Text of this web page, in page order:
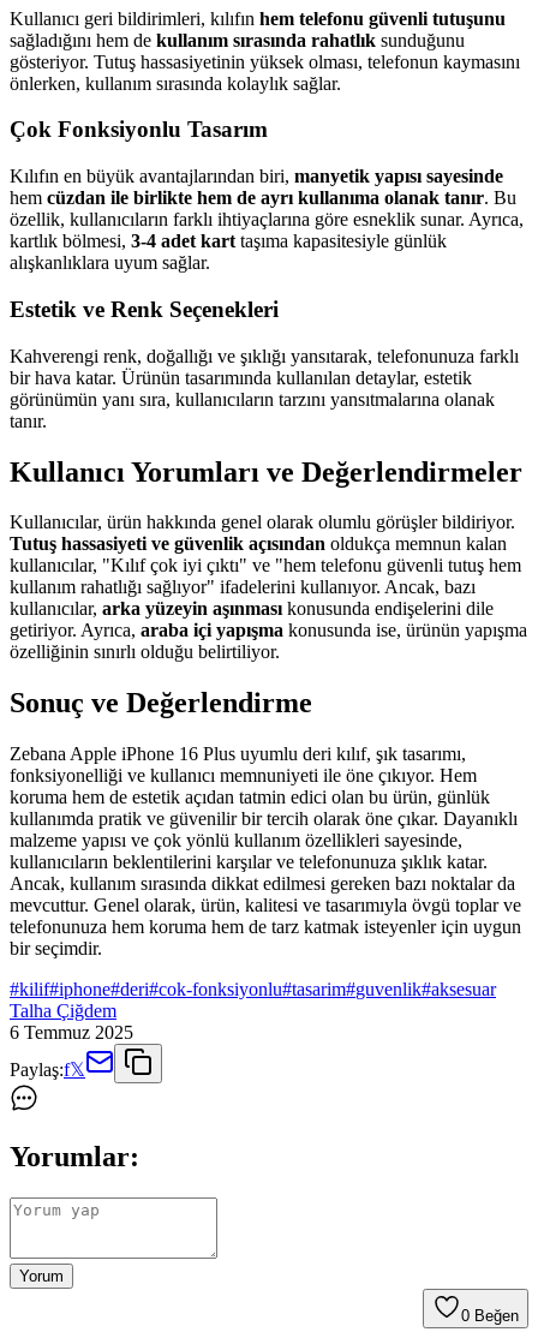
Kullanıcı geri bildirimleri, kılıfın hem telefonu güvenli tutuşunu
sağladığını hem de kullanım sırasında rahatlık sunduğunu
gösteriyor. Tutuş hassasiyetinin yüksek olması, telefonun kaymasını
önlerken, kullanım sırasında kolaylık sağlar.
Çok Fonksiyonlu Tasarım
Kılıfın en büyük avantajlarından biri, manyetik yapısı sayesinde
hem cüzdan ile birlikte hem de ayrı kullanıma olanak tanır. Bu
özellik, kullanıcıların farklı ihtiyaçlarına göre esneklik sunar. Ayrıca,
kartlık bölmesi, 3-4 adet kart taşıma kapasitesiyle günlük
alışkanlıklara uyum sağlar.
Estetik ve Renk Seçenekleri
Kahverengi renk, doğallığı ve şıklığı yansıtarak, telefonunuza farklı
bir hava katar. Ürünün tasarımında kullanılan detaylar, estetik
görünümün yanı sıra, kullanıcıların tarzını yansıtmalarına olanak
tanır.
Kullanıcı Yorumları ve Değerlendirmeler
Kullanıcılar, ürün hakkında genel olarak olumlu görüşler bildiriyor.
Tutuş hassasiyeti ve güvenlik açısından oldukça memnun kalan
kullanıcılar, "Kılıf çok iyi çıktı" ve "hem telefonu güvenli tutuş hem
kullanım rahatlığı sağlıyor" ifadelerini kullanıyor. Ancak, bazı
kullanıcılar, arka yüzeyin aşınmasıkonusunda endişelerini dile
getiriyor. Ayrıca, araba içi yapışma konusunda ise, ürünün yapışma
özelliğinin sınırlı olduğu belirtiliyor.
Sonuç ve Değerlendirme
Zebana Apple iPhone 16 Plus uyumlu deri kılıf, şık tasarımı,
fonksiyonelliği ve kullanıcı memnuniyeti ile öne çıkıyor. Hem
koruma hem de estetik açıdan tatmin edici olan bu ürün, günlük
kullanımda pratik ve güvenilir bir tercih olarak öne çıkar. Dayanıklı
malzeme yapısı ve çok yönlü kullanım özellikleri sayesinde,
kullanıcıların beklentilerini karşılar ve telefonunuza şıklık katar.
Ancak, kullanım sırasında dikkat edilmesi gereken bazı noktalar da
mevcuttur. Genel olarak, ürün, kalitesi ve tasarımıyla övgü toplar ve
telefonunuza hem koruma hem de tarz katmak isteyenler için uygun
bir seçimdir.
#kilif#iphone#deri#cok-fonksiyonlu#tasarim#guvenlik#aksesuar
Talha Çiğdem
6 Temmuz 2025
Paylaş:f𝕏
Yorumlar:
Yorum
0 Beğen